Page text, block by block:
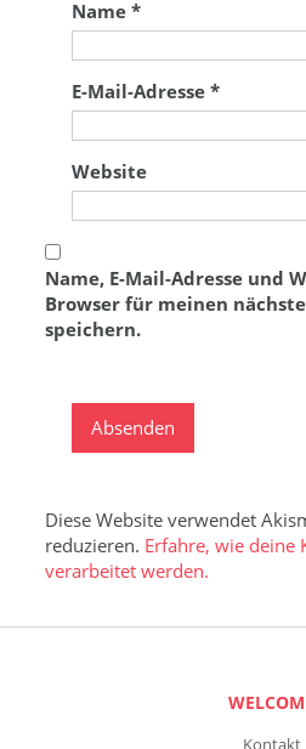
Name*
E-Mail-Adresse*
Website
Name, E-Mail-Adresse und
Browser für meinen
speichern.
Diese Website verwendet
reduzieren. Erfahre, wie deine
verarbeitet werden.
Kontakt